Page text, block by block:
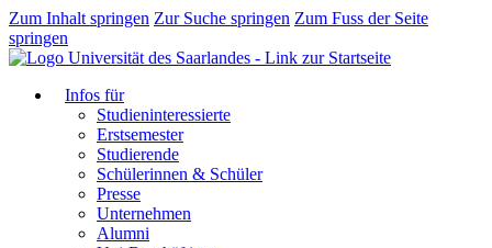
Zum Inhalt springen Zur Suche springen Zum Fuss der Seite
springen
Infos für
Studieninteressierte
Erstsemester
Studierende
Schülerinnen & Schüler
Presse
Unternehmen
Alumni